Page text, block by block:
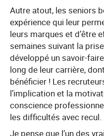
Autre atout, les seniors
expérience qui leur
leurs marques et d’être
semaines suivant la
développé un savoir-
long de leur carrière,
bénéficier ! Les
l’implication et la
conscience
les difficultés avec recul.
Je pense que l’un des